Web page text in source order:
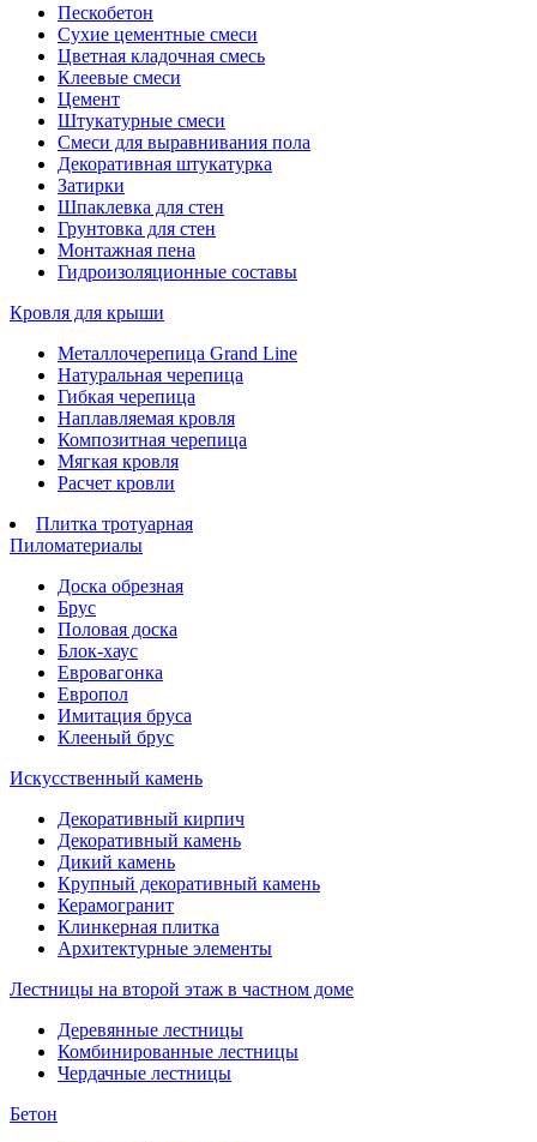
Пескобетон
Сухие цементные смеси
Цветная кладочная смесь
Клеевые смеси
Цемент
Штукатурные смеси
Смеси для выравнивания пола
Декоративная штукатурка
Затирки
Шпаклевка для стен
Грунтовка для стен
Монтажная пена
Гидроизоляционные составы
Кровля для крыши
Металлочерепица Grand Line
Натуральная черепица
Гибкая черепица
Наплавляемая кровля
Композитная черепица
Мягкая кровля
Расчет кровли
Плитка тротуарная
Пиломатериалы
Доска обрезная
Брус
Половая доска
Блок-хаус
Евровагонка
Европол
Имитация бруса
Клееный брус
Искусственный камень
Декоративный кирпич
Декоративный камень
Дикий камень
Крупный декоративный камень
Керамогранит
Клинкерная плитка
Архитектурные элементы
Лестницы на второй этаж в частном доме
Деревянные лестницы
Комбинированные лестницы
Чердачные лестницы
Бетон